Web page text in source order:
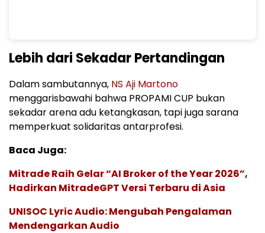
Lebih dari Sekadar Pertandingan
Dalam sambutannya, NS Aji Martono
menggarisbawahi bahwa PROPAMI CUP bukan
sekadar arena adu ketangkasan, tapi juga sarana
memperkuat solidaritas antarprofesi.
Baca Juga:
Mitrade Raih Gelar “AI Broker of the Year 2026”,
Hadirkan MitradeGPT Versi Terbaru di Asia
UNISOC Lyric Audio: Mengubah Pengalaman
Mendengarkan Audio